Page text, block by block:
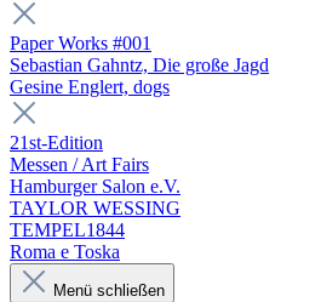
Paper Works #001
Sebastian Gahntz, Die große Jagd
Gesine Englert, dogs
21st-Edition
Messen / Art Fairs
Hamburger Salon e.V.
TAYLOR WESSING
TEMPEL1844
Roma e Toska
Menü schließen